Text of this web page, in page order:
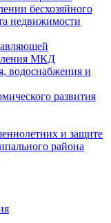
бесхозяйного
недвижимости
МКД
водоснабжения и
развития
и защите
района